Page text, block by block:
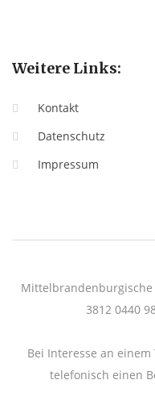
Weitere Links:
Kontakt
Datenschutz
Impressum
Mittelbrandenburgische
3812 0440
Bei Interesse an
telefonisch einen